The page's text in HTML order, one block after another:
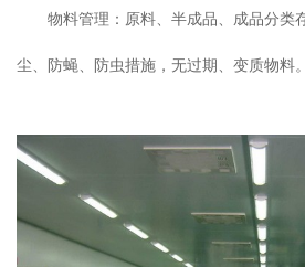
物料管理：原料、半成品、成品分类
尘、防蝇、防虫措施，无过期、变质物料。